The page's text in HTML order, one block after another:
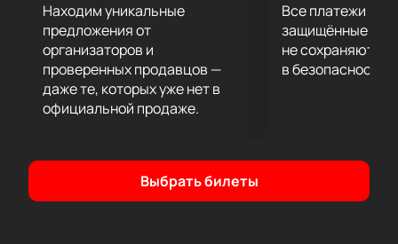
Находим уникальные
предложения от
организаторов и
проверенных продавцов —
даже те, которых уже нет в
официальной продаже.
Все платежи
защищённые
не сохраняются
в безопасности.
Выбрать билеты